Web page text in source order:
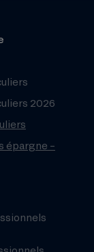
2026
épargne –